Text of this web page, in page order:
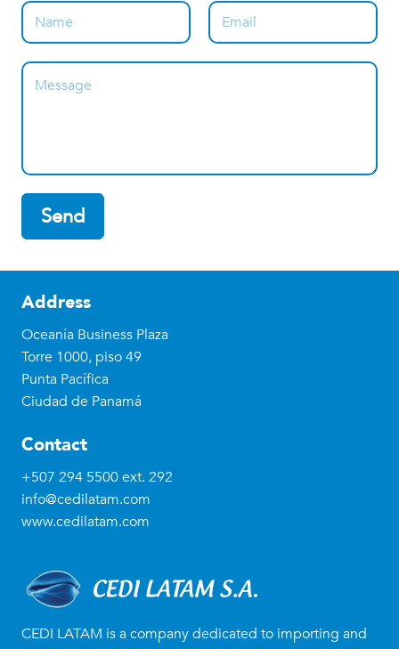
Send
CEDI LATAM is a company dedicated to importing and
Address
Oceanía Business Plaza
Torre 1000, piso 49
Punta Pacífica
Ciudad de Panamá
Contact
+507 294 5500ext. 292
info@cedilatam.com
www.cedilatam.com